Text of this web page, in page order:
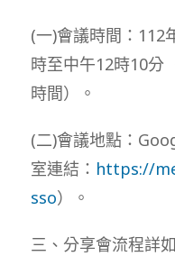
(一)會議時間：112
時至中午12時10分
時間）。
(二)會議地點：
室連結： https://
sso）。
三、分享會流程詳